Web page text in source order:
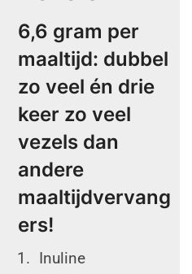
6,6 gram per
maaltijd: dubbel
zo veel én drie
keer zo veel
vezels dan
andere
maaltijdvervang
ers!
Inuline